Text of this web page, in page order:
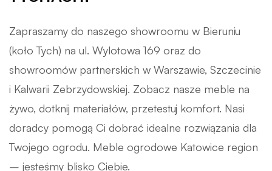
Zapraszamy do naszego showroomu w Bieruniu
(koło Tych) na ul. Wylotowa 169 oraz do
showroomów partnerskich w Warszawie, Szczecinie
i Kalwarii Zebrzydowskiej. Zobacz nasze meble na
żywo, dotknij materiałów, przetestuj komfort. Nasi
doradcy pomogą Ci dobrać idealne rozwiązania dla
Twojego ogrodu. Meble ogrodowe Katowice region
– jesteśmy blisko Ciebie.